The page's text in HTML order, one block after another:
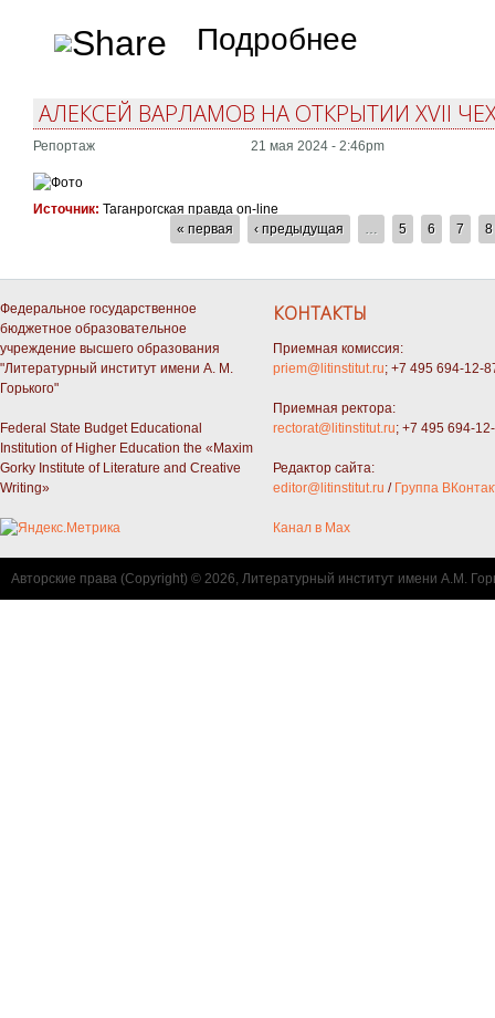
Подробнее
АЛЕКСЕЙ ВАРЛАМОВ НА ОТКРЫТИИ XVII
Репортаж 21 мая 2024 - 2:46pm
Источник: Таганрогская правда on-line
СТРАНИЦЫ « первая ‹ предыдущая 5 6 7 8
Федеральное государственное
бюджетное образовательное
учреждение высшего образования
"Литературный институт имени А. М.
Горького"
Federal State Budget Educational
Institution of Higher Education the «Maxim
Gorky Institute of Literature and Creative
Writing»
КОНТАКТЫ
Приемная комиссия:
priem@litinstitut.ru; +7 495 694-12-
Приемная ректора:
rectorat@litinstitut.ru; +7 495 694-
Редактор сайта:
editor@litinstitut.ru / Группа
Канал в Max
Авторские права (Copyright) © 2026, Литературный институт имени А.М.